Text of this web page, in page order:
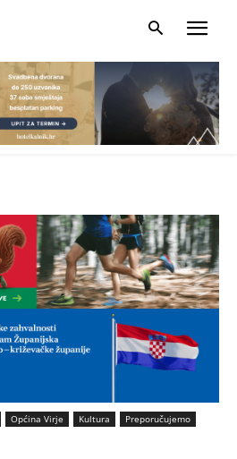
Općina Virje Kultura
Preporučujemo